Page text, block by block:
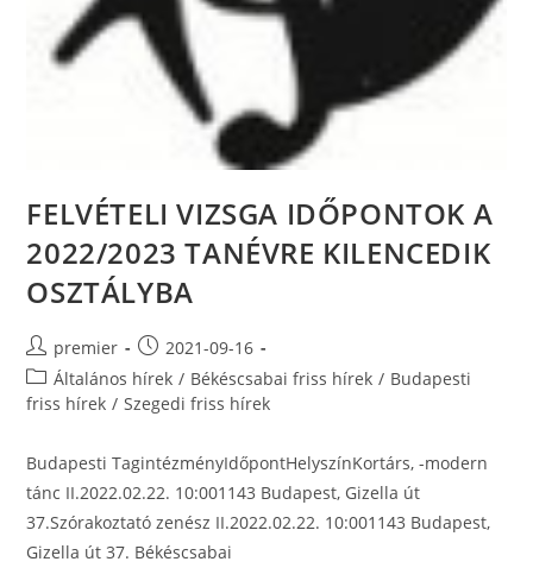
FELVÉTELI VIZSGA IDŐPONTOK A
2022/2023 TANÉVRE KILENCEDIK
OSZTÁLYBA
Post
author:
premier
Post
published:
2021-09-16
Post
category:
Általános hírek / Békéscsabai friss hírek / Budapesti
friss hírek / Szegedi friss hírek
Budapesti TagintézményIdőpontHelyszínKortárs, -modern
tánc II.2022.02.22. 10:001143 Budapest, Gizella út
37.Szórakoztató zenész II.2022.02.22. 10:001143 Budapest,
Gizella út 37. Békéscsabai